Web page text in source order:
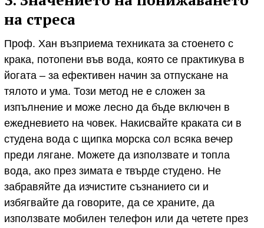
на стреса
Проф. Хан възприема техниката за стоенето с
крака, потопени във вода, която се практикува в
йогата – за ефективен начин за отпускане на
тялото и ума. Този метод не е сложен за
изпълнение и може лесно да бъде включен в
ежедневието на човек. Накисвайте краката си в
студена вода с щипка морска сол всяка вечер
преди лягане. Можете да използвате и топла
вода, ако през зимата е твърде студено. Не
забравяйте да изчистите съзнанието си и
избягвайте да говорите, да се храните, да
използвате мобилен телефон или да четете през